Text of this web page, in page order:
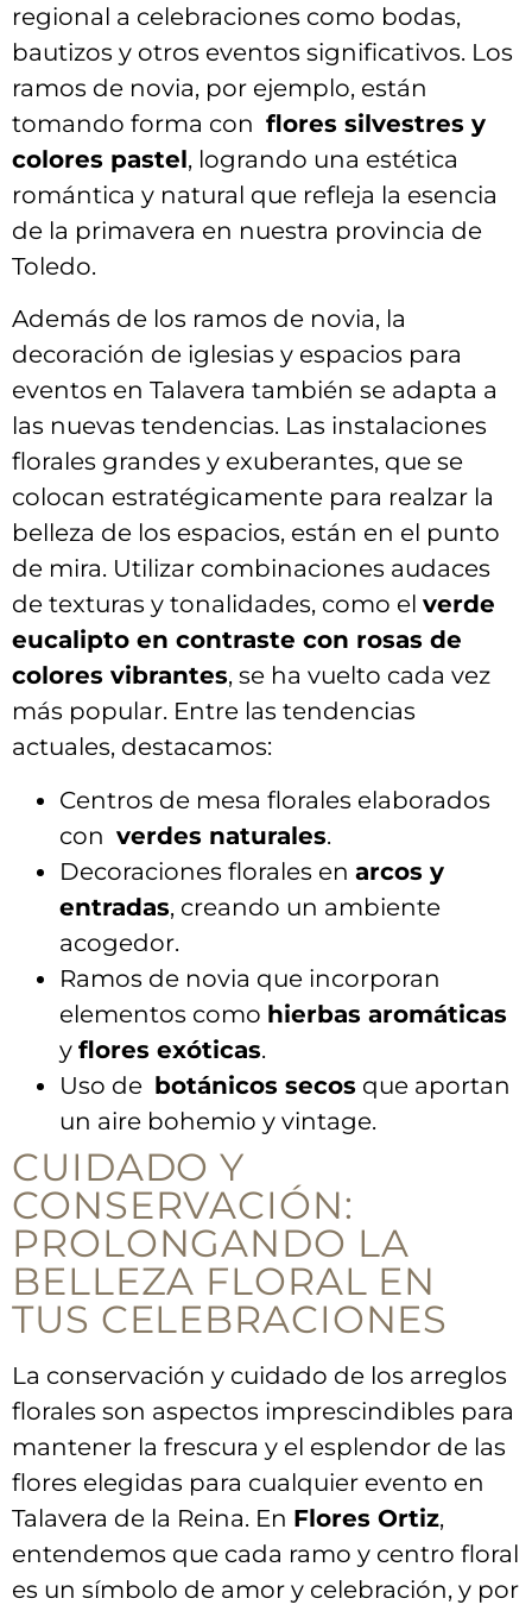
regional a celebraciones ⁣como bodas,
bautizos y ⁤otros eventos significativos. Los
ramos de⁤ novia, por ⁢ejemplo, están
tomando forma con ‍ flores silvestres y
colores pastel, logrando una estética
romántica ​y natural que refleja la esencia
de la‌ primavera en nuestra provincia⁢ de
Toledo.
Además de los ramos de novia, la ​
decoración de iglesias y espacios para
eventos⁤ en Talavera también se‌ adapta a
las nuevas tendencias.‌ Las instalaciones
florales grandes y exuberantes, que se​
colocan estratégicamente para realzar la
belleza de ⁤los espacios, están en el punto‌
de mira. Utilizar combinaciones audaces
de texturas y tonalidades, como el verde
eucalipto en contraste ⁤con⁤ rosas de
colores vibrantes, se ha vuelto cada vez
más popular. ⁣Entre las tendencias
actuales, destacamos:
Centros⁣ de mesa‍ florales elaborados
con ‍ verdes naturales.
Decoraciones florales en arcos ‍y
entradas, creando un ambiente
acogedor.
Ramos de novia que incorporan
elementos como hierbas aromáticas
y‌ flores‍ exóticas.
Uso de ⁤ botánicos secos que aportan
un aire bohemio y vintage.
CUIDADO Y
CONSERVACIÓN:
PROLONGANDO LA
BELLEZA FLORAL EN
TUS CELEBRACIONES
La‍ conservación y⁢ cuidado de los arreglos
florales son‍ aspectos imprescindibles para​
mantener ⁣la‍ frescura y el esplendor de las
flores elegidas para cualquier evento en
Talavera de la Reina. En Flores ⁣Ortiz,⁣
entendemos que cada ramo y centro floral
es un ⁤símbolo de amor y celebración, y por